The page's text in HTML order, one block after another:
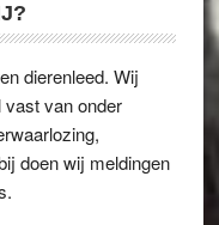
dierenleed. Wij
vast van onder
doen wij meldingen